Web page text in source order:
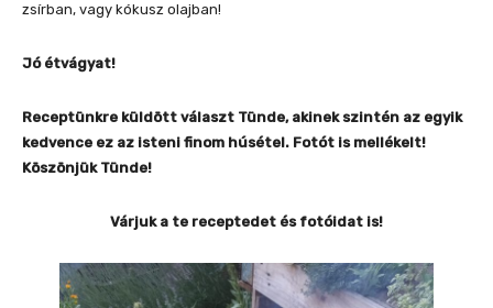
zsírban, vagy kókusz olajban!
Jó étvágyat!
Receptünkre küldött választ Tünde, akinek szintén az egyik
kedvence ez az isteni finom húsétel. Fotót is mellékelt!
Köszönjük Tünde!
Várjuk a te receptedet és fotóidat is!